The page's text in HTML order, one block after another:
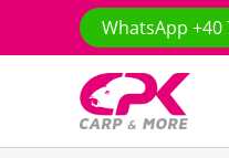
WhatsApp +40